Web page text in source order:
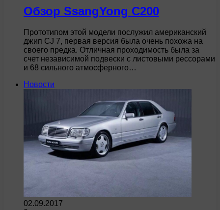
Обзор SsangYong C200
Прототипом этой модели послужил американский
джип CJ 7, первая версия была очень похожа на
своего предка. Отличная проходимость была за
счет независимой подвески с листовыми рессорами
и 68 сильного атмосферного…
Новости
02.09.2017